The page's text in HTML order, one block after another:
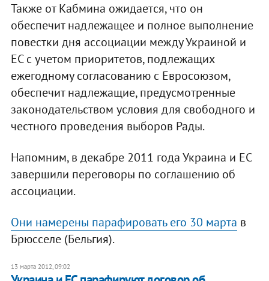
Также от Кабмина ожидается, что он
обеспечит надлежащее и полное выполнение
повестки дня ассоциации между Украиной и
ЕС с учетом приоритетов, подлежащих
ежегодному согласованию с Евросоюзом,
обеспечит надлежащие, предусмотренные
законодательством условия для свободного и
честного проведения выборов Рады.
Напомним, в декабре 2011 года Украина и ЕС
завершили переговоры по соглашению об
ассоциации.
Они намерены парафировать его 30 марта в
Брюсселе (Бельгия).
13 марта 2012, 09:02